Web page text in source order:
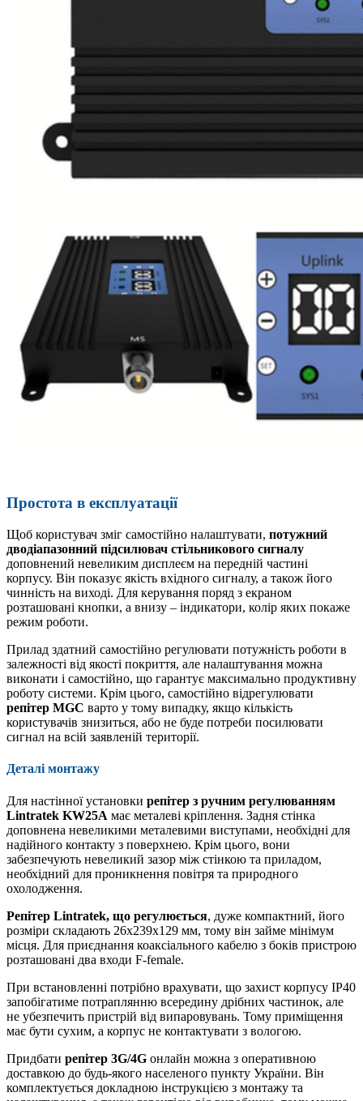
Простота в експлуатації
Щоб користувач зміг самостійно налаштувати, потужний
дводіапазонний підсилювач стільникового сигналу
доповнений невеликим дисплеєм на передній частині
корпусу. Він показує якість вхідного сигналу, а також його
чинність на виході. Для керування поряд з екраном
розташовані кнопки, а внизу – індикатори, колір яких покаже
режим роботи.
Прилад здатний самостійно регулювати потужність роботи в
залежності від якості покриття, але налаштування можна
виконати і самостійно, що гарантує максимально продуктивну
роботу системи. Крім цього, самостійно відрегулювати
репітер MGC варто у тому випадку, якщо кількість
користувачів знизиться, або не буде потреби посилювати
сигнал на всій заявленій території.
Деталі монтажу
Для настінної установки репітер з ручним регулюванням
Lintratek KW25A має металеві кріплення. Задня стінка
доповнена невеликими металевими виступами, необхідні для
надійного контакту з поверхнею. Крім цього, вони
забезпечують невеликий зазор між стінкою та приладом,
необхідний для проникнення повітря та природного
охолодження.
Репітер Lintratek, що регулюється, дуже компактний, його
розміри складають 26х239х129 мм, тому він займе мінімум
місця. Для приєднання коаксіального кабелю з боків пристрою
розташовані два входи F-female.
При встановленні потрібно врахувати, що захист корпусу IP40
запобігатиме потраплянню всередину дрібних частинок, але
не убезпечить пристрій від випаровувань. Тому приміщення
має бути сухим, а корпус не контактувати з вологою.
Придбати репітер 3G/4G онлайн можна з оперативною
доставкою до будь-якого населеного пункту України. Він
комплектується докладною інструкцією з монтажу та